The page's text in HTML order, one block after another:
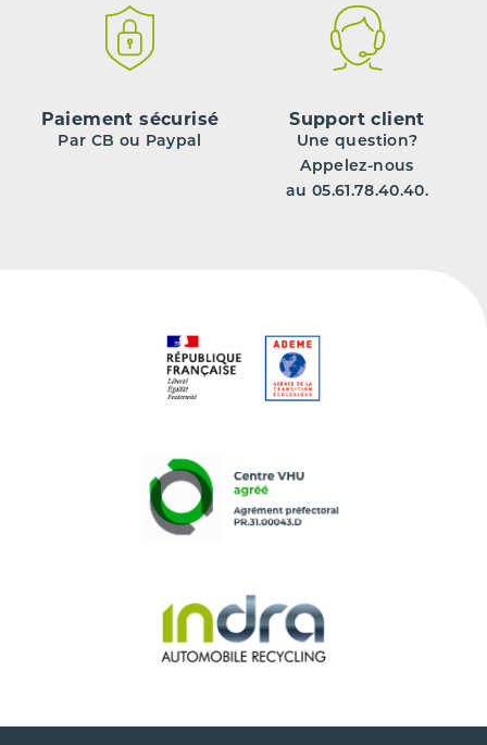
Paiement sécurisé
Par CB ou Paypal
Support client
Une question?
Appelez-nous
au 05.61.78.40.40.